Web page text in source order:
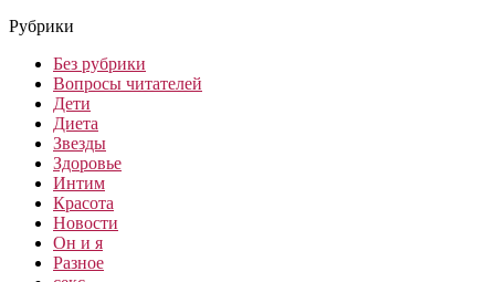
Рубрики
Без рубрики
Вопросы читателей
Дети
Диета
Звезды
Здоровье
Интим
Красота
Новости
Он и я
Разное